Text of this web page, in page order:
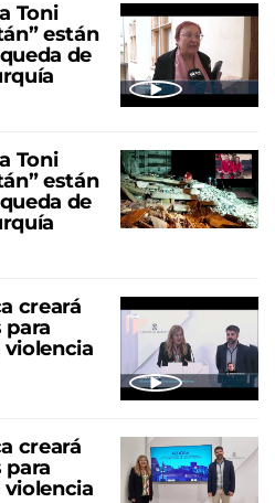
Toni
están
de
Toni
están
de
creará
para
creará
para